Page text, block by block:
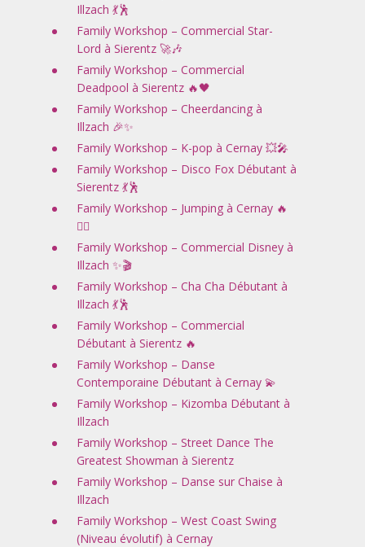
Illzach 💃🕺
Family Workshop – Commercial Star-
Lord à Sierentz 🚀🎶
Family Workshop – Commercial
Deadpool à Sierentz 🔥🖤
Family Workshop – Cheerdancing à
Illzach 🎉✨
Family Workshop – K-pop à Cernay 💥🎤
Family Workshop – Disco Fox Débutant à
Sierentz 💃🕺
Family Workshop – Jumping à Cernay 🔥
🤸‍♀️
Family Workshop – Commercial Disney à
Illzach ✨🎬
Family Workshop – Cha Cha Débutant à
Illzach 💃🕺
Family Workshop – Commercial
Débutant à Sierentz 🔥
Family Workshop – Danse
Contemporaine Débutant à Cernay 💫
Family Workshop – Kizomba Débutant à
Illzach
Family Workshop – Street Dance The
Greatest Showman à Sierentz
Family Workshop – Danse sur Chaise à
Illzach
Family Workshop – West Coast Swing
(Niveau évolutif) à Cernay